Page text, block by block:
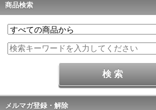
商品検索
メルマガ登録・解除